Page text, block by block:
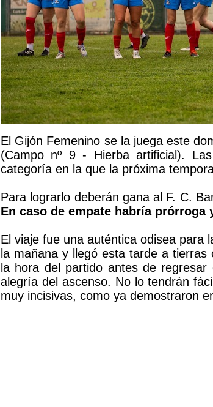
El Gijón Femenino se la juega este
(Campo nº 9 - Hierba artificial).
categoría en la que la próxima
Para lograrlo deberán gana al F. C.
En caso de empate habría
El viaje fue una auténtica odisea para
la mañana y llegó esta tarde a
la hora del partido antes de
alegría del ascenso. No lo tendrán
muy incisivas, como ya demostraron